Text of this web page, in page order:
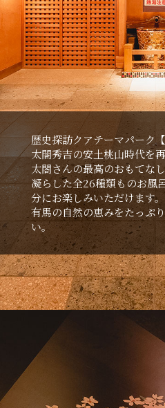
歴史探訪クアテーマパーク【
太閤秀吉の安⼟桃⼭時代を
太閤さんの最⾼のおもてな
凝らした全26種類ものお⾵
分にお楽しみいただけます。
有⾺の⾃然の恵みをたっぷ
い。